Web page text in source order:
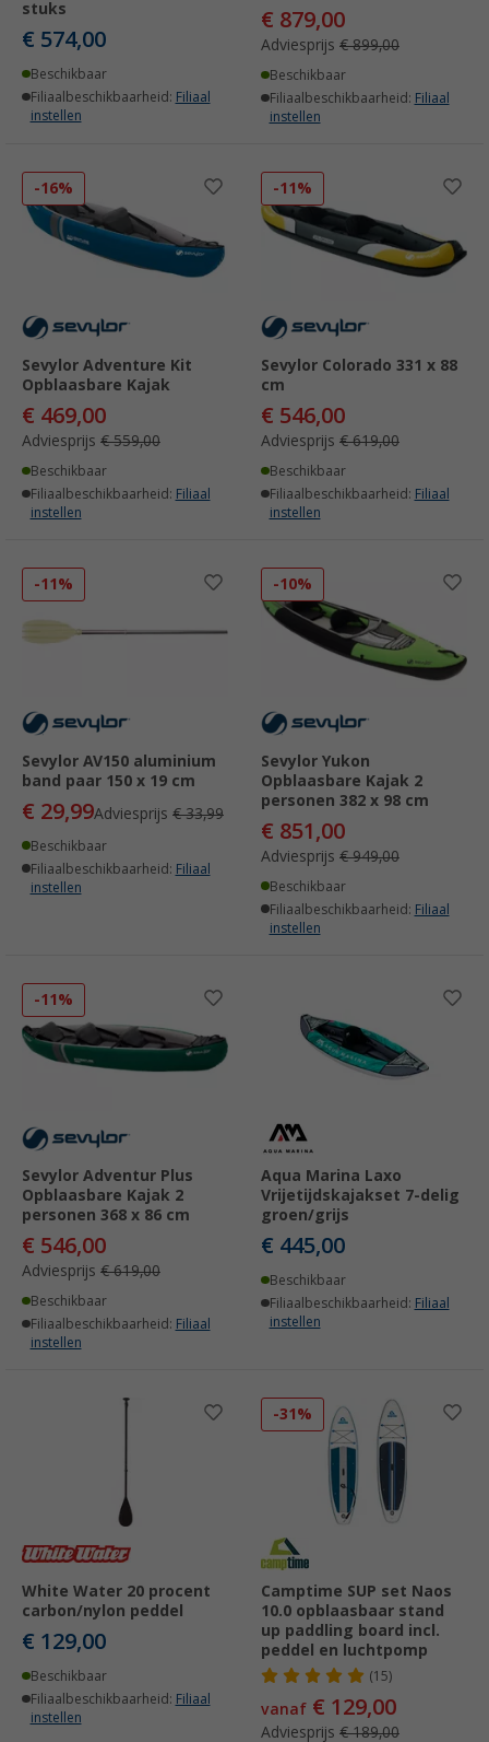
stuks
€ 574,00
Beschikbaar
Filiaalbeschikbaarheid: Filiaal
instellen
€ 879,00
Adviesprijs € 899,00
Beschikbaar
Filiaalbeschikbaarheid: Filiaal
instellen
-16%
Sevylor Adventure Kit
Opblaasbare Kajak
€ 469,00
Adviesprijs € 559,00
Beschikbaar
Filiaalbeschikbaarheid: Filiaal
instellen
-11%
Sevylor Colorado 331 x 88
cm
€ 546,00
Adviesprijs € 619,00
Beschikbaar
Filiaalbeschikbaarheid: Filiaal
instellen
-11%
Sevylor AV150 aluminium
band paar 150 x 19 cm
€ 29,99Adviesprijs € 33,99
Beschikbaar
Filiaalbeschikbaarheid: Filiaal
instellen
-10%
Sevylor Yukon
Opblaasbare Kajak 2
personen 382 x 98 cm
€ 851,00
Adviesprijs € 949,00
Beschikbaar
Filiaalbeschikbaarheid: Filiaal
instellen
-11%
Sevylor Adventur Plus
Opblaasbare Kajak 2
personen 368 x 86 cm
€ 546,00
Adviesprijs € 619,00
Beschikbaar
Filiaalbeschikbaarheid: Filiaal
instellen
Aqua Marina Laxo
Vrijetijdskajakset 7-delig
groen/grijs
€ 445,00
Beschikbaar
Filiaalbeschikbaarheid: Filiaal
instellen
White Water 20 procent
carbon/nylon peddel
€ 129,00
Beschikbaar
Filiaalbeschikbaarheid: Filiaal
instellen
-31%
Camptime SUP set Naos
10.0 opblaasbaar stand
up paddling board incl.
peddel en luchtpomp
(15)
vanaf € 129,00
Adviesprijs € 189,00